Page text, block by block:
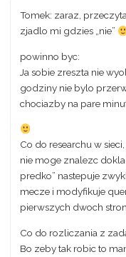
Tomek: zaraz,
zjadlo mi gdzies „nie”
powinno byc:
Ja sobie zreszta nie
godziny nie bylo
chociazby na pare
Co do researchu w
nie moge znalezc
predko” nastepuje
mecze i modyfikuje
pierwszych dwoch
Co do rozliczania z
Bo zeby tak robic to